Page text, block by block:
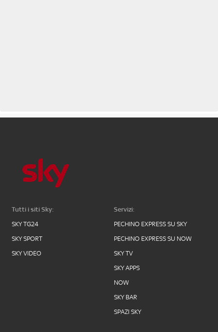
Tutti i siti Sky:
SKY TG24
SKY SPORT
SKY VIDEO
Servizi:
PECHINO EXPRESS SU SKY
PECHINO EXPRESS SU NOW
SKY TV
SKY APPS
NOW
SKY BAR
SPAZI SKY